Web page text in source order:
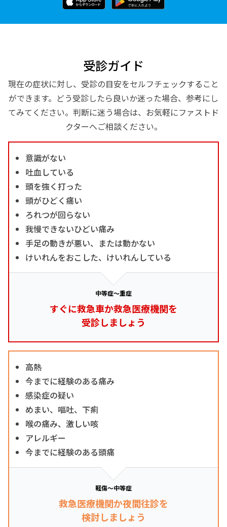
受診ガイド
現在の症状に対し、受診の目安をセルフチェックすること
ができます。どう受診したら良いか迷った場合、参考にし
てみてください。判断に迷う場合は、お気軽にファストド
クターへご相談ください。
意識がない
吐血している
頭を強く打った
頭がひどく痛い
ろれつが回らない
我慢できないひどい痛み
手足の動きが悪い、または動かない
けいれんをおこした、けいれんしている
中等症～重症
すぐに救急車か救急医療機関を
受診しましょう
高熱
今までに経験のある痛み
感染症の疑い
めまい、嘔吐、下痢
喉の痛み、激しい咳
アレルギー
今までに経験のある頭痛
軽傷～中等症
救急医療機関か夜間往診を
検討しましょう